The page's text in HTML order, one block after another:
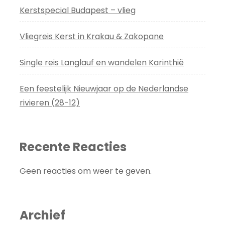
Kerstspecial Budapest – vlieg
Vliegreis Kerst in Krakau & Zakopane
Single reis Langlauf en wandelen Karinthië
Een feestelijk Nieuwjaar op de Nederlandse
rivieren (28-12)
Recente Reacties
Geen reacties om weer te geven.
Archief